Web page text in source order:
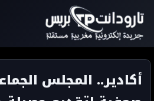
أكادير.. المجلس